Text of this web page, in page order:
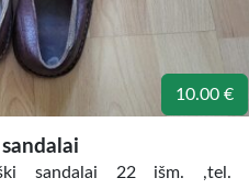
10.00 €
sandalai 22 išm. ,tel.